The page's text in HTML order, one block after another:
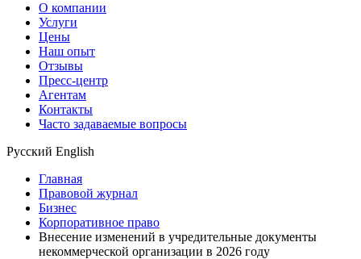
О компании
Услуги
Цены
Наш опыт
Отзывы
Пресс-центр
Агентам
Контакты
Часто задаваемые вопросы
Русский English
Главная
Правовой журнал
Бизнес
Корпоративное право
Внесение изменений в учредительные документы
некоммерческой организации в 2026 году